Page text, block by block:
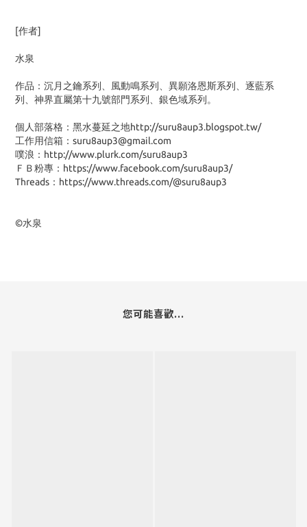
[作者]
水泉
作品：沉月之鑰系列、風動鳴系列、異願洛恩斯系列、逐藍系
列、神界直屬第十九號部門系列、銀色域系列。
個人部落格：黑水蔓延之地http://suru8aup3.blogspot.tw/
工作用信箱：suru8aup3@gmail.com
噗浪：http://www.plurk.com/suru8aup3
ＦＢ粉專：https://www.facebook.com/suru8aup3/
Threads：https://www.threads.com/@suru8aup3
©水泉
您可能喜歡...